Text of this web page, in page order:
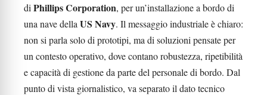
di Phillips Corporation, per un’installazione a bordo di
una nave della US Navy. Il messaggio industriale è chiaro:
non si parla solo di prototipi, ma di soluzioni pensate per
un contesto operativo, dove contano robustezza, ripetibilità
e capacità di gestione da parte del personale di bordo. Dal
punto di vista giornalistico, va separato il dato tecnico